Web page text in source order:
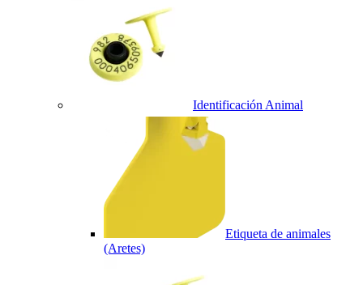
Identificación Animal
Etiqueta de animales
(Aretes)